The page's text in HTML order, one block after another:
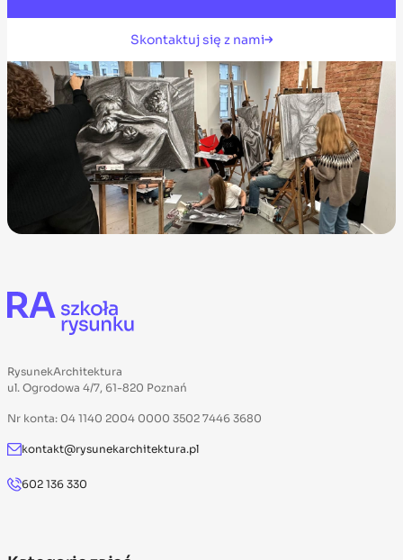
Skontaktuj się z nami
RysunekArchitektura
ul. Ogrodowa 4/7, 61-820 Poznań
Nr konta: 04 1140 2004 0000 3502 7446 3680
kontakt@rysunekarchitektura.pl
602 136 330